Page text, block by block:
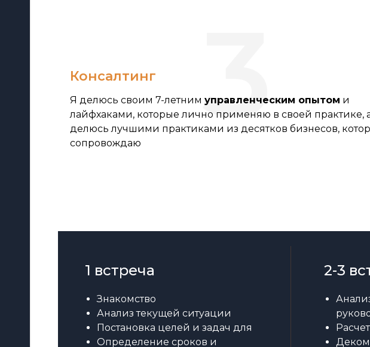
Консалтинг
Я делюсь своим 7-летним управленческим опытом и
лайфхаками, которые лично применяю в своей практике,
делюсь лучшими практиками из десятков бизнесов,
сопровождаю
3
1 встреча
Знакомство
Анализ текущей ситуации
Постановка целей и задач для
Определение сроков и
2-3